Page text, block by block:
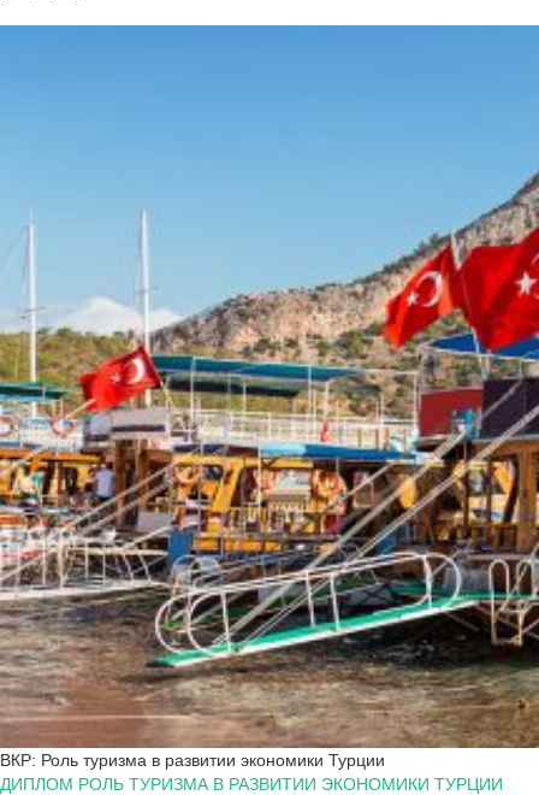
ВКР: Роль туризма в развитии экономики Турции
ДИПЛОМ РОЛЬ ТУРИЗМА В РАЗВИТИИ ЭКОНОМИКИ ТУРЦИИ